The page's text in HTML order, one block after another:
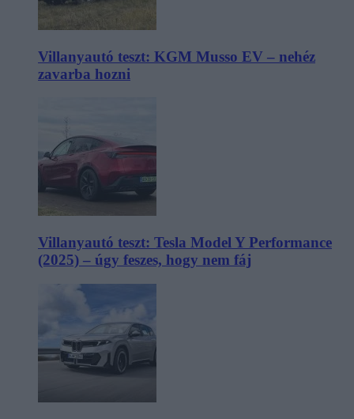
Villanyautó teszt: KGM Musso EV – nehéz
zavarba hozni
Villanyautó teszt: Tesla Model Y Performance
(2025) – úgy feszes, hogy nem fáj